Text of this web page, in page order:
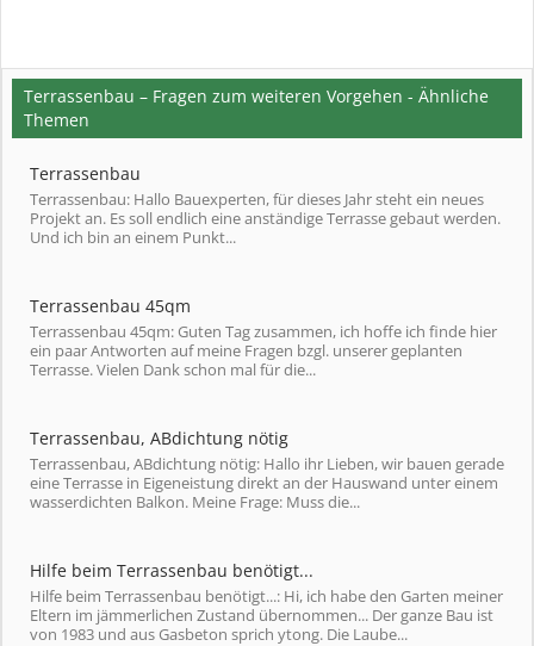
Terrassenbau – Fragen zum weiteren Vorgehen - Ähnliche
Themen
Terrassenbau
Terrassenbau: Hallo Bauexperten, für dieses Jahr steht ein neues
Projekt an. Es soll endlich eine anständige Terrasse gebaut werden.
Und ich bin an einem Punkt...
Terrassenbau 45qm
Terrassenbau 45qm: Guten Tag zusammen, ich hoffe ich finde hier
ein paar Antworten auf meine Fragen bzgl. unserer geplanten
Terrasse. Vielen Dank schon mal für die...
Terrassenbau, ABdichtung nötig
Terrassenbau, ABdichtung nötig: Hallo ihr Lieben, wir bauen gerade
eine Terrasse in Eigeneistung direkt an der Hauswand unter einem
wasserdichten Balkon. Meine Frage: Muss die...
Hilfe beim Terrassenbau benötigt...
Hilfe beim Terrassenbau benötigt...: Hi, ich habe den Garten meiner
Eltern im jämmerlichen Zustand übernommen... Der ganze Bau ist
von 1983 und aus Gasbeton sprich ytong. Die Laube...